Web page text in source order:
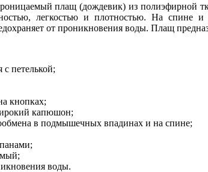
плащ (дождевик) из полиэфирной
легкостью и плотностью. На спине
от проникновения воды. Плащ
петелькой;
кнопках;
капюшон;
в подмышечных впадинах и на спине;
воды.